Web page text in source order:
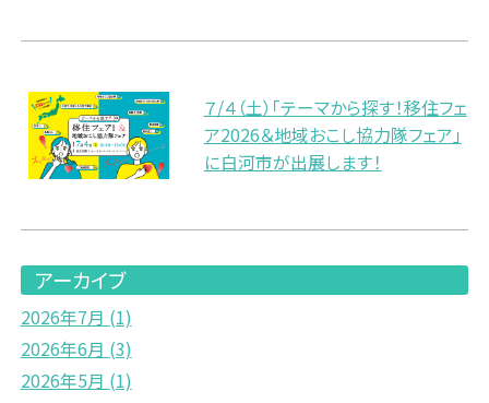
７/４（土）「テーマから探す！移住フェ
ア2026＆地域おこし協力隊フェア」
に白河市が出展します！
アーカイブ
2026年7月 (1)
2026年6月 (3)
2026年5月 (1)